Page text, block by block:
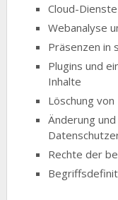
Cloud-Dienste
Webanalyse
Präsenzen in
Plugins und
Inhalte
Löschung von
Änderung
Rechte der